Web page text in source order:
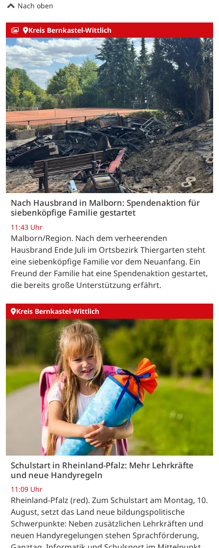
Nach oben
Kreis Bernkastel-Wittlich
Nach Hausbrand in Malborn: Spendenaktion für
siebenköpfige Familie gestartet
11:43 Uhr
Malborn/Region. Nach dem verheerenden
Hausbrand Ende Juli im Ortsbezirk Thiergarten steht
eine siebenköpfige Familie vor dem Neuanfang. Ein
Freund der Familie hat eine Spendenaktion gestartet,
die bereits große Unterstützung erfährt.
Kreis Bernkastel-Wittlich
Schulstart in Rheinland-Pfalz: Mehr Lehrkräfte
und neue Handyregeln
11:09 Uhr
Rheinland-Pfalz (red). Zum Schulstart am Montag, 10.
August, setzt das Land neue bildungspolitische
Schwerpunkte: Neben zusätzlichen Lehrkräften und
neuen Handyregelungen stehen Sprachförderung,